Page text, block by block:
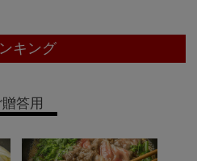
キング
贈答用